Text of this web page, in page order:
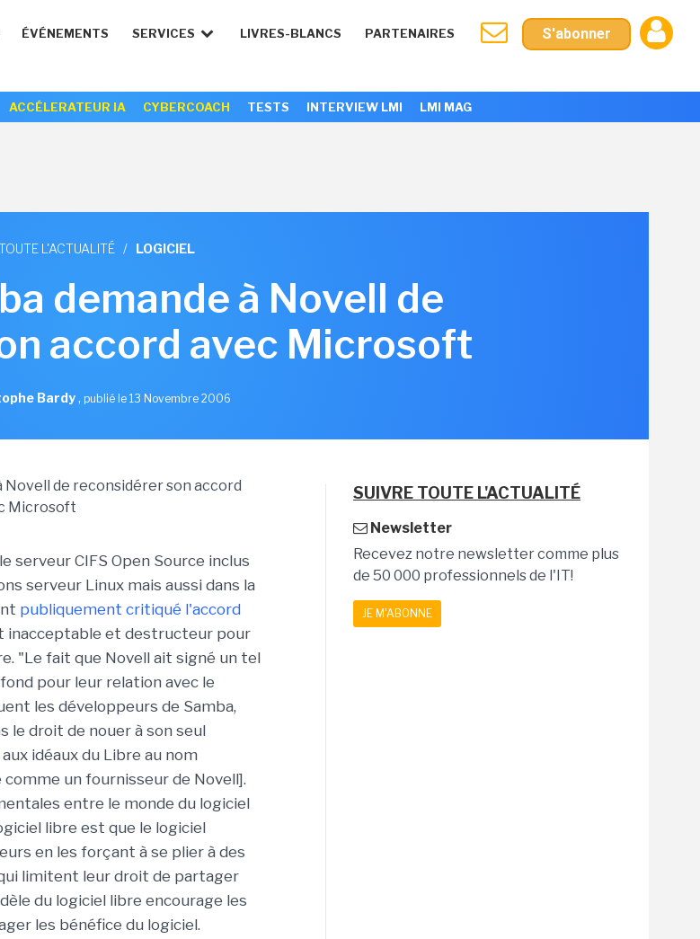
ÉVÉNEMENTS SERVICES LIVRES-BLANCS PARTENAIRES S'abonner
ACCÉLERATEUR IA CYBERCOACH TESTS INTERVIEW LMI LMI MAG
L'ACTUALITÉ / LOGICIEL
demande à Novell de
accord avec Microsoft
Bardy, publié le 13 Novembre 2006
serveur CIFS Open Source inclus
serveur Linux mais aussi dans la
publiquement critiqué l'accord
inacceptable et destructeur pour
"Le fait que Novell ait signé un tel
pour leur relation avec le
les développeurs de Samba,
le droit de nouer à son seul
idéaux du Libre au nom
un fournisseur de Novell].
entre le monde du logiciel
libre est que le logiciel
en les forçant à se plier à des
limitent leur droit de partager
du logiciel libre encourage les
les bénéfice du logiciel.
SUIVRE TOUTE L'ACTUALITÉ
Newsletter
Recevez notre newsletter comme plus
de 50 000 professionnels de l'IT!
JE M'ABONNE